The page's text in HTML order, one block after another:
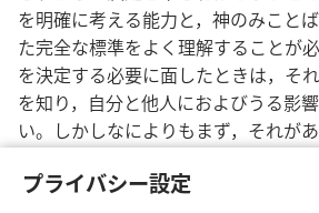
プライバシー設定
を明確に考える能力と，神のみこと
た完全な標準をよく理解することが
を決定する必要に面したときは，そ
を知り，自分と他人におよびうる影
い。しかしなによりもまず，それが
しい，徳を立てる決定を下すことが